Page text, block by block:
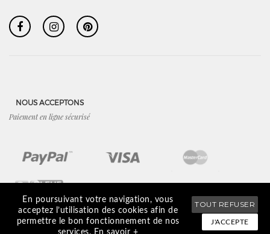
En poursuivant votre navigation, vous
acceptez l’utilisation des cookies afin de
permettre le bon fonctionnement de nos
services. En savoir +
TOUT REFUSER
J'ACCEPTE
NOUS ACCEPTONS
Paiement en ligne sécurisé
CGV Mentions légales/ Plan du site Recherche boutique